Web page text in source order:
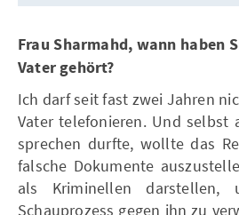
Frau Sharmahd, wann haben
Vater gehört?
Ich darf seit fast zwei Jahren
Vater telefonieren. Und selbst
sprechen durfte, wollte das
falsche Dokumente
als Kriminellen
Schauprozess gegen ihn zu